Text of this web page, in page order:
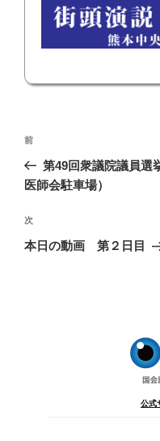
投
ナ
ゲ
ー
前
の
投
前
第49回衆議院議員
医師会駐車場）
次
の
次
本日の動画 第２日目
公式